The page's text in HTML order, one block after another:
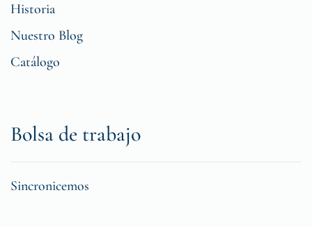
Historia
Nuestro Blog
Catálogo
Bolsa de trabajo
Sincronicemos